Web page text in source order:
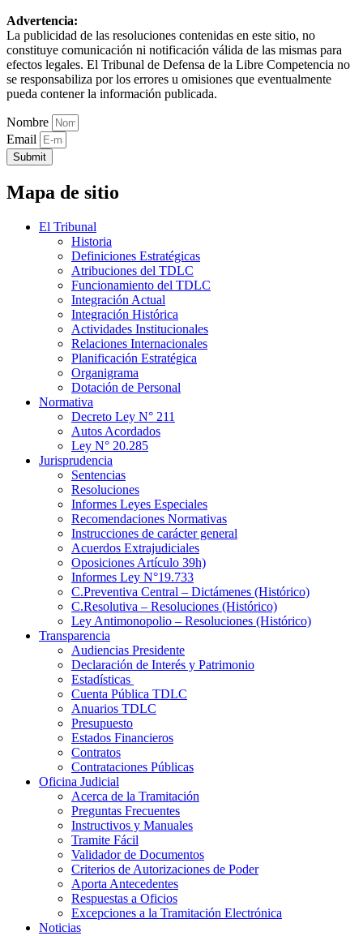
Advertencia:
La publicidad de las resoluciones contenidas en este sitio, no
constituye comunicación ni notificación válida de las mismas para
efectos legales. El Tribunal de Defensa de la Libre Competencia no
se responsabiliza por los errores u omisiones que eventualmente
pueda contener la información publicada.
Nombre
Email
Submit
Mapa de sitio
El Tribunal
Historia
Definiciones Estratégicas
Atribuciones del TDLC
Funcionamiento del TDLC
Integración Actual
Integración Histórica
Actividades Institucionales
Relaciones Internacionales
Planificación Estratégica
Organigrama
Dotación de Personal
Normativa
Decreto Ley N° 211
Autos Acordados
Ley N° 20.285
Jurisprudencia
Sentencias
Resoluciones
Informes Leyes Especiales
Recomendaciones Normativas
Instrucciones de carácter general
Acuerdos Extrajudiciales
Oposiciones Artículo 39h)
Informes Ley N°19.733
C.Preventiva Central – Dictámenes (Histórico)
C.Resolutiva – Resoluciones (Histórico)
Ley Antimonopolio – Resoluciones (Histórico)
Transparencia
Audiencias Presidente
Declaración de Interés y Patrimonio
Estadísticas
Cuenta Pública TDLC
Anuarios TDLC
Presupuesto
Estados Financieros
Contratos
Contrataciones Públicas
Oficina Judicial
Acerca de la Tramitación
Preguntas Frecuentes
Instructivos y Manuales
Tramite Fácil
Validador de Documentos
Criterios de Autorizaciones de Poder
Aporta Antecedentes
Respuestas a Oficios
Excepciones a la Tramitación Electrónica
Noticias